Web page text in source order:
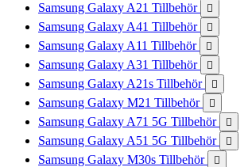
Samsung Galaxy A21 Tillbehör 
Samsung Galaxy A41 Tillbehör 
Samsung Galaxy A11 Tillbehör 
Samsung Galaxy A31 Tillbehör 
Samsung Galaxy A21s Tillbehör 
Samsung Galaxy M21 Tillbehör 
Samsung Galaxy A71 5G Tillbehör 
Samsung Galaxy A51 5G Tillbehör 
Samsung Galaxy M30s Tillbehör 